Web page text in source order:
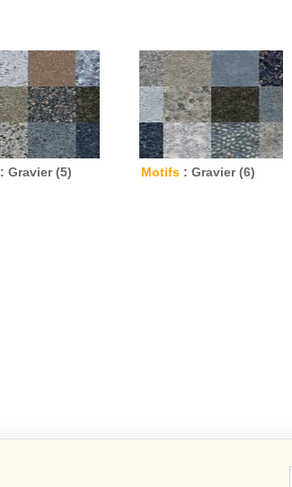
: Gravier (5) Motifs : Gravier (6)